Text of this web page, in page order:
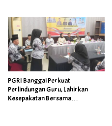
PGRI Banggai Perkuat
Perlindungan Guru, Lahirkan
Kesepakatan Bersama